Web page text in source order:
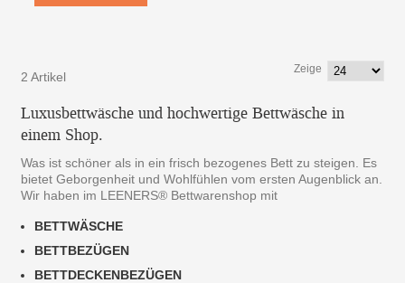
2 Artikel
Zeige
Luxusbettwäsche und hochwertige Bettwäsche in
einem Shop.
Was ist schöner als in ein frisch bezogenes Bett zu steigen. Es
bietet Geborgenheit und Wohlfühlen vom ersten Augenblick an.
Wir haben im LEENERS® Bettwarenshop mit
BETTWÄSCHE
BETTBEZÜGEN
BETTDECKENBEZÜGEN